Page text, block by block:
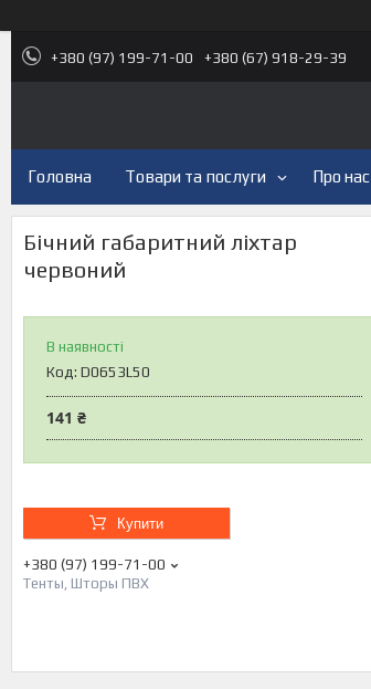
+380 (97) 199-71-00 +380 (67) 918-29-39
Головна Товари та послуги Про нас
Бічний габаритний ліхтар
червоний
В наявності
Код: D0653L50
141 ₴
Купити
+380 (97) 199-71-00
Тенты, Шторы ПВХ